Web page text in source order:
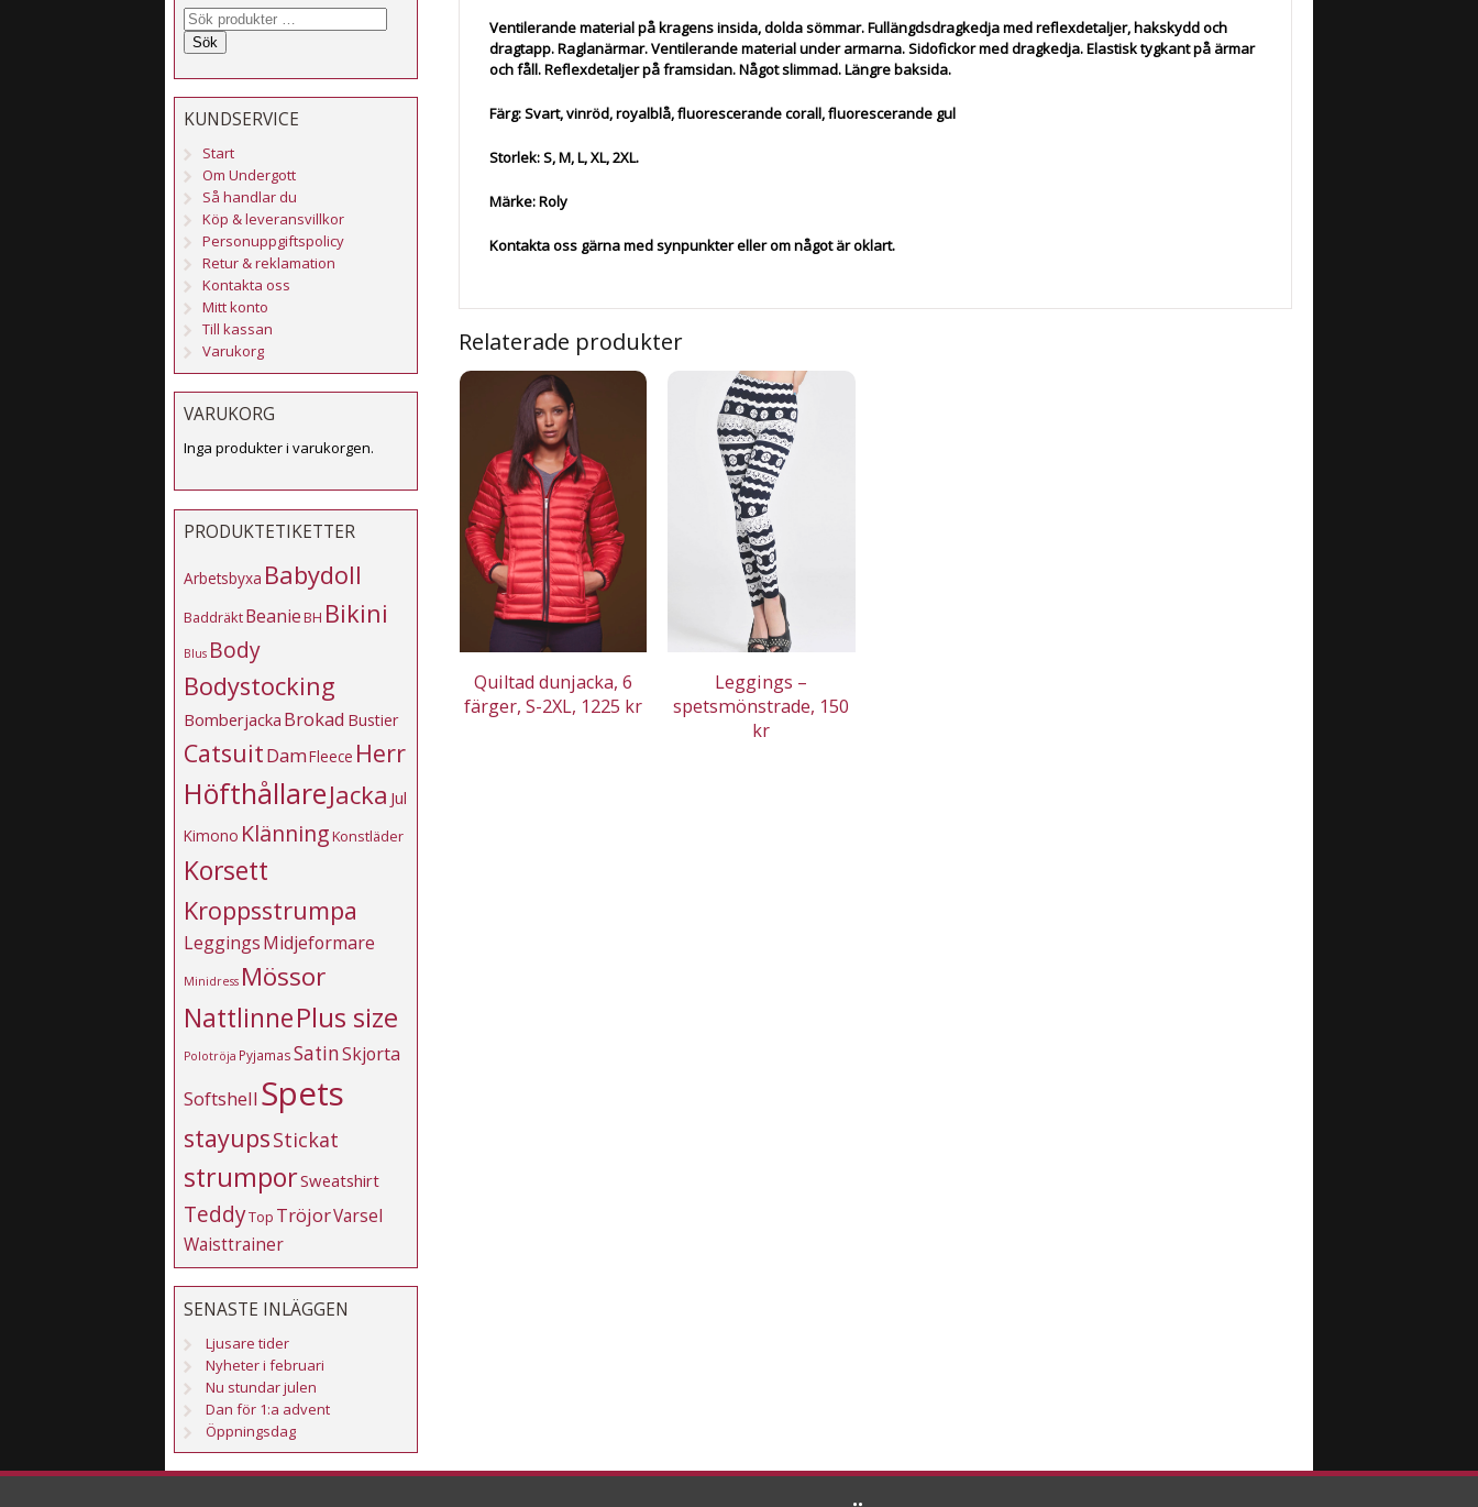
Ventilerande material på kragens insida, dolda sömmar. Fullängdsdragkedja med reflexdetaljer, hakskydd och
dragtapp.Raglanärmar.Ventilerande material under armarna. Sidofickor med dragkedja. Elastisk tygkant på ärmar
och fåll. Reflexdetaljer på framsidan. Något slimmad. Längre baksida.
Färg: Svart, vinröd, royalblå, fluorescerande corall, fluorescerande gul
Storlek: S, M, L, XL, 2XL.
Märke: Roly
Kontakta oss gärna med synpunkter eller om något är oklart.
Relaterade produkter
Quiltad dunjacka, 6
färger, S-2XL, 1225 kr
Leggings –
spetsmönstrade, 150
kr
Sök
KUNDSERVICE
Start
Om Undergott
Så handlar du
Köp & leveransvillkor
Personuppgiftspolicy
Retur & reklamation
Kontakta oss
Mitt konto
Till kassan
Varukorg
VARUKORG
Inga produkter i varukorgen.
PRODUKTETIKETTER
Arbetsbyxa Babydoll
BaddräktBeanieBH Bikini
Blus Body
Bodystocking
Bomberjacka Brokad Bustier
CatsuitDamFleece Herr
HöfthållareJacka Jul
Kimono KlänningKonstläder
Korsett
Kroppsstrumpa
LeggingsMidjeformare
Minidress Mössor
NattlinnePlus size
Polotröja PyjamasSatinSkjorta
Softshell Spets
stayupsStickat
strumporSweatshirt
TeddyTop TröjorVarsel
Waisttrainer
SENASTE INLÄGGEN
Ljusare tider
Nyheter i februari
Nu stundar julen
Dan för 1:a advent
Öppningsdag